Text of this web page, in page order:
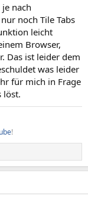
nach
noch Tile Tabs
leicht
Browser,
Das ist leider dem
was leider
für mich in Frage
löst.
!​